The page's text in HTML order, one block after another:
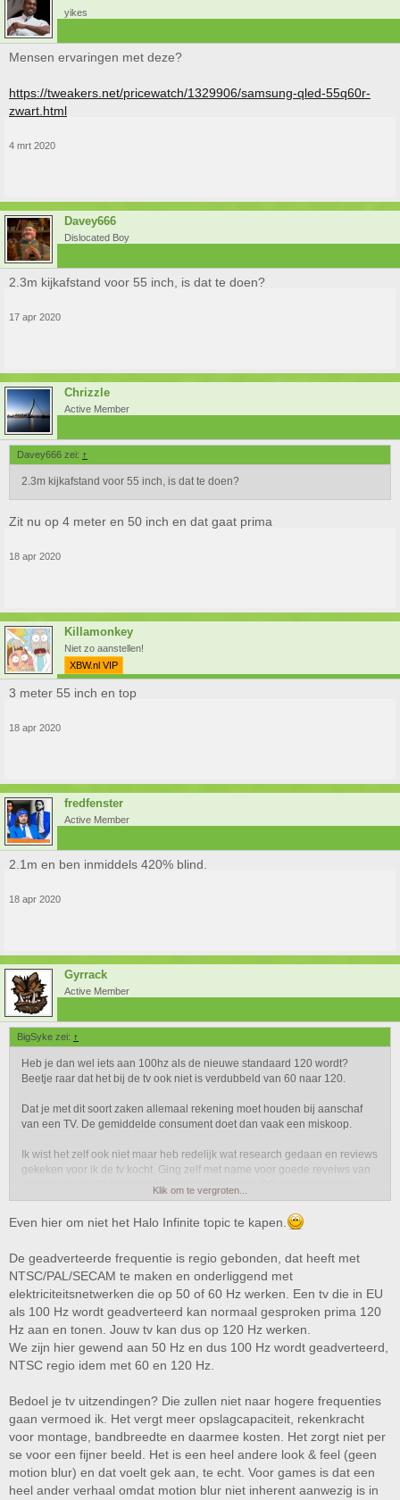
yikes
Mensen ervaringen met deze?
https://tweakers.net/pricewatch/1329906/samsung-qled-55q60r-
zwart.html
4 mrt 2020
Davey666
Dislocated Boy
2.3m kijkafstand voor 55 inch, is dat te doen?
17 apr 2020
Chrizzle
Active Member
Davey666 zei: ↑
2.3m kijkafstand voor 55 inch, is dat te doen?
Zit nu op 4 meter en 50 inch en dat gaat prima
18 apr 2020
Killamonkey
Niet zo aanstellen!
XBW.nl VIP
3 meter 55 inch en top
18 apr 2020
fredfenster
Active Member
2.1m en ben inmiddels 420% blind.
18 apr 2020
Gyrrack
Active Member
BigSyke zei: ↑
Heb je dan wel iets aan 100hz als de nieuwe standaard 120 wordt?
Beetje raar dat het bij de tv ook niet is verdubbeld van 60 naar 120.
Dat je met dit soort zaken allemaal rekening moet houden bij aanschaf
van een TV. De gemiddelde consument doet dan vaak een miskoop.
Ik wist het zelf ook niet maar heb redelijk wat research gedaan en reviews
gekeken voor ik de tv kocht. Ging zelf met name voor goede reveiws van
de tech site en 49 inch met triluminos en goede HDR is erg zeldzaam.
Klik om te vergroten...
Even hier om niet het Halo Infinite topic te kapen.
De geadverteerde frequentie is regio gebonden, dat heeft met
NTSC/PAL/SECAM te maken en onderliggend met
elektriciteitsnetwerken die op 50 of 60 Hz werken. Een tv die in EU
als 100 Hz wordt geadverteerd kan normaal gesproken prima 120
Hz aan en tonen. Jouw tv kan dus op 120 Hz werken.
We zijn hier gewend aan 50 Hz en dus 100 Hz wordt geadverteerd,
NTSC regio idem met 60 en 120 Hz.
Bedoel je tv uitzendingen? Die zullen niet naar hogere frequenties
gaan vermoed ik. Het vergt meer opslagcapaciteit, rekenkracht
voor montage, bandbreedte en daarmee kosten. Het zorgt niet per
se voor een fijner beeld. Het is een heel andere look & feel (geen
motion blur) en dat voelt gek aan, te echt. Voor games is dat een
heel ander verhaal omdat motion blur niet inherent aanwezig is in